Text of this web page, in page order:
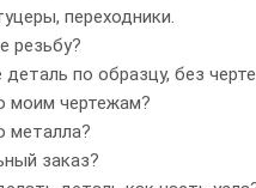
переходники.
резьбу?
по образцу, без
моим чертежам?
металла?
заказ?